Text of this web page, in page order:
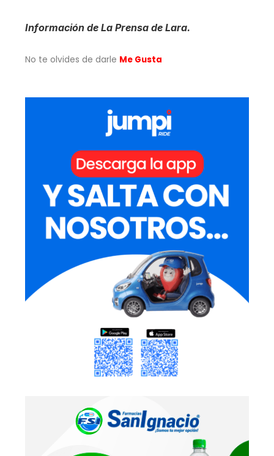
Información de La Prensa de Lara.
No te olvides de darle Me Gusta